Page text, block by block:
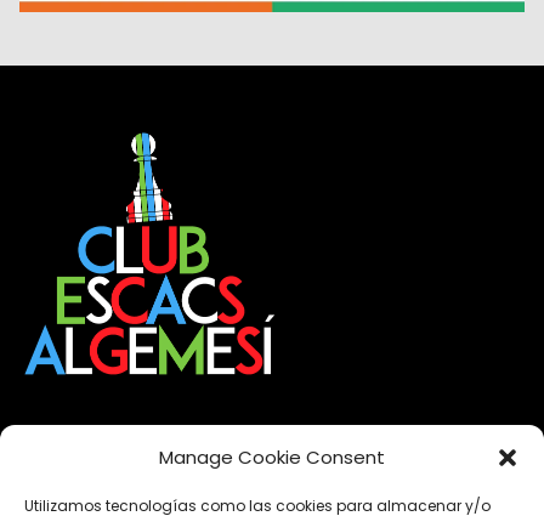
Manage Cookie Consent
Utilizamos tecnologías como las cookies para almacenar y/o
2025